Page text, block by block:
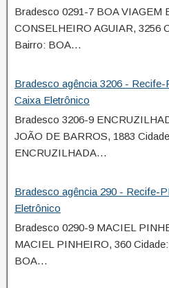
Bradesco 0291-7 BOA VIAGEM
CONSELHEIRO AGUIAR, 3256
Bairro: BOA…
Bradesco agência 3206 -
Caixa Eletrônico
Bradesco 3206-9
JOÃO DE BARROS, 1883
ENCRUZILHADA…
Bradesco agência 290 - Recife-
Eletrônico
Bradesco 0290-9 MACIEL
MACIEL PINHEIRO, 360
BOA…